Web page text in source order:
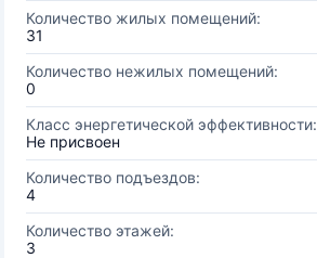
Количество жилых помещений:
31
Количество нежилых помещений:
0
Класс энергетической эффективности:
Не присвоен
Количество подъездов:
4
Количество этажей:
3